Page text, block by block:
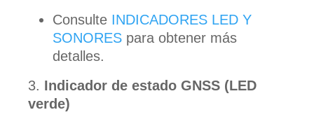
Consulte INDICADORES LED Y
SONORES para obtener más
detalles.
Indicador de estado GNSS (LED
verde)